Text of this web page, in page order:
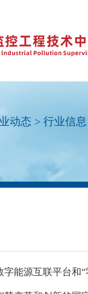
动态 > 行业信息
字能源互联平台和